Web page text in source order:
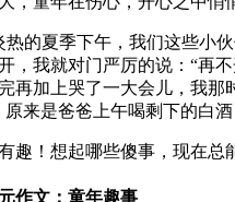
夏季下午，我们这些小伙
，我就对门严厉的说：“再
再加上哭了一大会儿，我
来是爸爸上午喝剩下的白
！想起哪些傻事，现在总
作文：童年趣事